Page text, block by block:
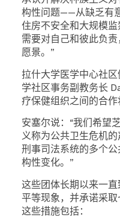
构性问题——从缺乏有
住房不安全和大规模
需要对自己和彼此负
愿景。”
拉什大学医学中心社
学社区事务副教务长
疗保健组织之间的合作
安塞尔说：“我们希望
义称为公共卫生危机
刑事司法系统的多个
构性变化。”
这些团体长期以来一
平等现象，并承诺采取
这些措施包括：